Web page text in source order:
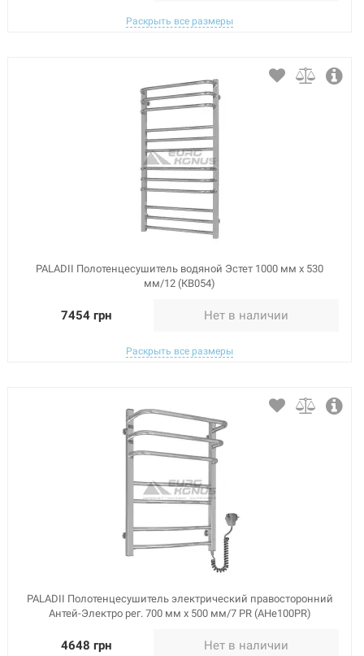
Раскрыть все размеры
PALADII Полотенцесушитель водяной Эстет 1000 мм х 530
мм/12 (КВ054)
7454 грн Нет в наличии
Раскрыть все размеры
PALADII Полотенцесушитель электрический правосторонний
Антей-Электро рег. 700 мм х 500 мм/7 PR (АНе100PR)
4648 грн Нет в наличии